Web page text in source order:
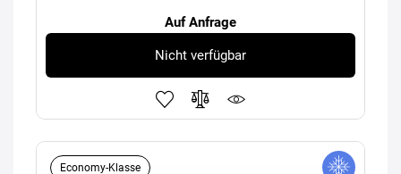
Auf Anfrage
Nicht verfügbar
Economy-Klasse